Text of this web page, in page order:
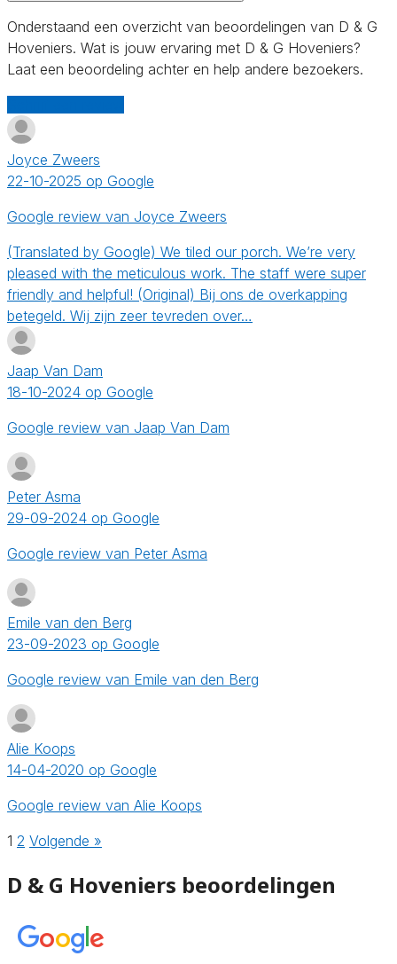
Onderstaand een overzicht van beoordelingen van D & G
Hoveniers. Wat is jouw ervaring met D & G Hoveniers?
Laat een beoordeling achter en help andere bezoekers.
Joyce Zweers
22-10-2025 op Google
Google review van Joyce Zweers
(Translated by Google) We tiled our porch. We’re very
pleased with the meticulous work. The staff were super
friendly and helpful! (Original) Bij ons de overkapping
betegeld. Wij zijn zeer tevreden over…
Jaap Van Dam
18-10-2024 op Google
Google review van Jaap Van Dam
Peter Asma
29-09-2024 op Google
Google review van Peter Asma
Emile van den Berg
23-09-2023 op Google
Google review van Emile van den Berg
Alie Koops
14-04-2020 op Google
Google review van Alie Koops
1 2 Volgende »
D & G Hoveniers beoordelingen